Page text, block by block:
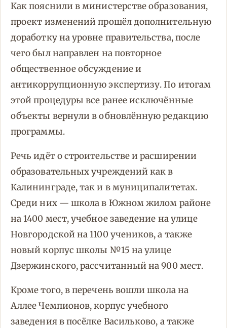
Как пояснили в министерстве образования,
проект изменений прошёл дополнительную
доработку на уровне правительства, после
чего был направлен на повторное
общественное обсуждение и
антикоррупционную экспертизу. По итогам
этой процедуры все ранее исключённые
объекты вернули в обновлённую редакцию
программы.
Речь идёт о строительстве и расширении
образовательных учреждений как в
Калининграде, так и в муниципалитетах.
Среди них — школа в Южном жилом районе
на 1400 мест, учебное заведение на улице
Новгородской на 1100 учеников, а также
новый корпус школы №15 на улице
Дзержинского, рассчитанный на 900 мест.
Кроме того, в перечень вошли школа на
Аллее Чемпионов, корпус учебного
заведения в посёлке Васильково, а также